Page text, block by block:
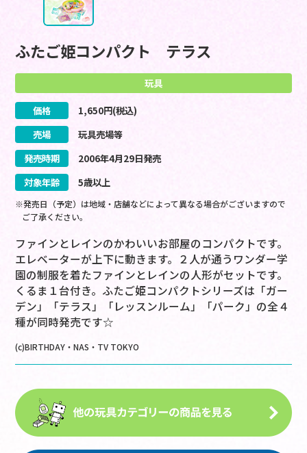
ふたご姫コンパクト テラス
玩具
価格 1,650円(税込)
売場
玩具売場等
発売時期
2006年4月29日発売
対象年齢
5歳以上
※発売日（予定）は地域・店舗などによって異なる場合がございますので
ご了承ください。
ファインとレインのかわいいお部屋のコンパクトです。
エレベーターが上下に動きます。２人が通うワンダー学
園の制服を着たファインとレインの人形がセットです。
くるま１台付き。ふたご姫コンパクトシリーズは「ガー
デン」「テラス」「レッスンルーム」「パーク」の全４
種が同時発売です☆
(c)BIRTHDAY・NAS・TV TOKYO